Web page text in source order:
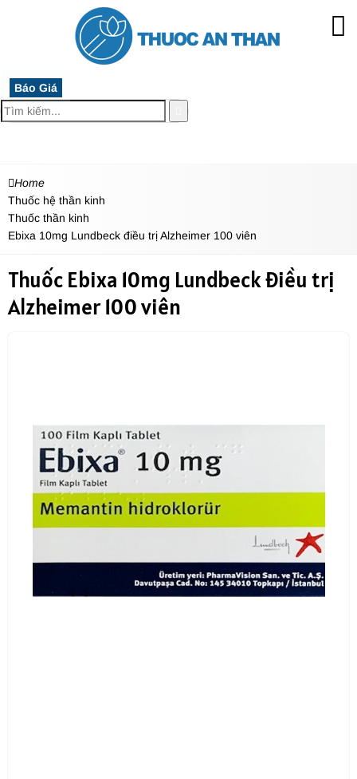
Báo Giá
Home
Thuốc hệ thần kinh
Thuốc thần kinh
Ebixa 10mg Lundbeck điều trị Alzheimer 100 viên
Thuốc Ebixa 10mg Lundbeck điều trị
Alzheimer 100 viên